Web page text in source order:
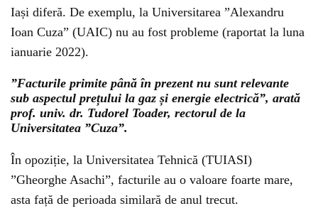
Iași diferă. De exemplu, la Universitarea ”Alexandru
Ioan Cuza” (UAIC) nu au fost probleme (raportat la luna
ianuarie 2022).
”Facturile primite până în prezent nu sunt relevante
sub aspectul prețului la gaz și energie electrică”, arată
prof. univ. dr. Tudorel Toader, rectorul de la
Universitatea ”Cuza”.
În opoziție, la Universitatea Tehnică (TUIASI)
”Gheorghe Asachi”, facturile au o valoare foarte mare,
asta față de perioada similară de anul trecut.